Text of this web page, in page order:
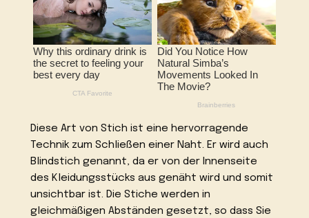
Diese Art von Stich ist eine hervorragende
Technik zum Schließen einer Naht. Er wird auch
Blindstich genannt, da er von der Innenseite
des Kleidungsstücks aus genäht wird und somit
unsichtbar ist. Die Stiche werden in
gleichmäßigen Abständen gesetzt, so dass Sie